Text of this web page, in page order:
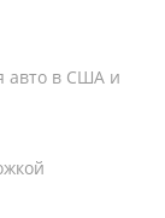
авто в США и